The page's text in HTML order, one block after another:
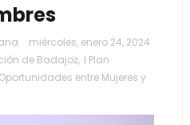
miércoles, enero 24, 2024
de Badajoz, I Plan
entre Mujeres y